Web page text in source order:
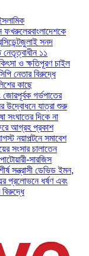
বাংলাদেশকে
জুলাই সনদ
১১
ও ক্ষতিপূরণ চাইল
নেতার বিরুদ্ধে
কাছে
গর্ভপাতের
যাত্রা শুরু
দিকে না
আগ্রহ প্রকাশ
নয়াপল্টনে সমাবেশ
চালাতেন
সারজিস
সন্ত্রাসী ডেভিড ইমন,
প্রলোভনে ধর্ষণ এবং